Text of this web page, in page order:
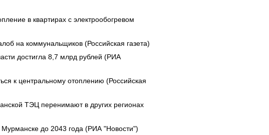
в квартирах с электрообогревом
на коммунальщиков (Российская газета)
достигла 8,7 млрд рублей (РИА
к центральному отоплению (Российская
ТЭЦ перенимают в других регионах
до 2043 года (РИА "Новости")